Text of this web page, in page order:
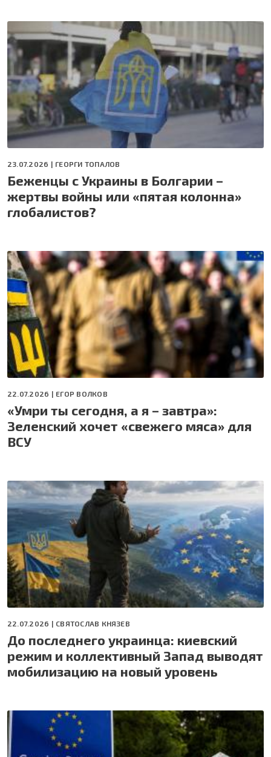
23.07.2026 | ГЕОРГИ ТОПАЛОВ
Беженцы с Украины в Болгарии –
жертвы войны или «пятая колонна»
глобалистов?
22.07.2026 | ЕГОР ВОЛКОВ
«Умри ты сегодня, а я – завтра»:
Зеленский хочет «свежего мяса» для
ВСУ
22.07.2026 | СВЯТОСЛАВ КНЯЗЕВ
До последнего украинца: киевский
режим и коллективный Запад выводят
мобилизацию на новый уровень